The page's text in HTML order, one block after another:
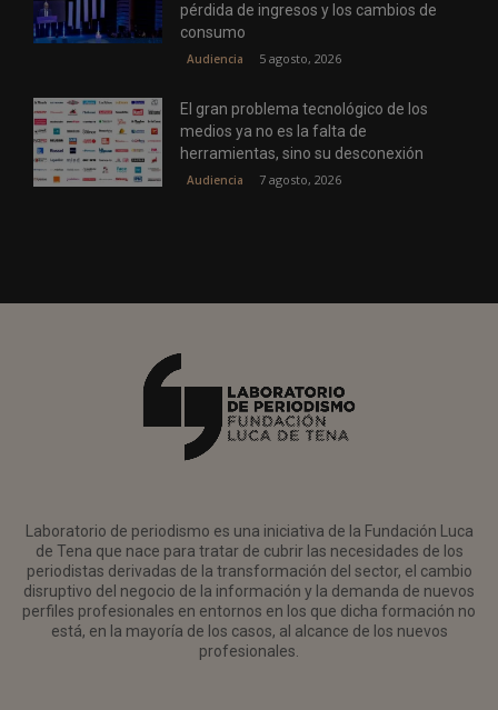
pérdida de ingresos y los cambios de
consumo
Audiencia 5 agosto, 2026
El gran problema tecnológico de los
medios ya no es la falta de
herramientas, sino su desconexión
Audiencia 7 agosto, 2026
Laboratorio de periodismo es una iniciativa de la Fundación Luca
de Tena que nace para tratar de cubrir las necesidades de los
periodistas derivadas de la transformación del sector, el cambio
disruptivo del negocio de la información y la demanda de nuevos
perfiles profesionales en entornos en los que dicha formación no
está, en la mayoría de los casos, al alcance de los nuevos
profesionales.